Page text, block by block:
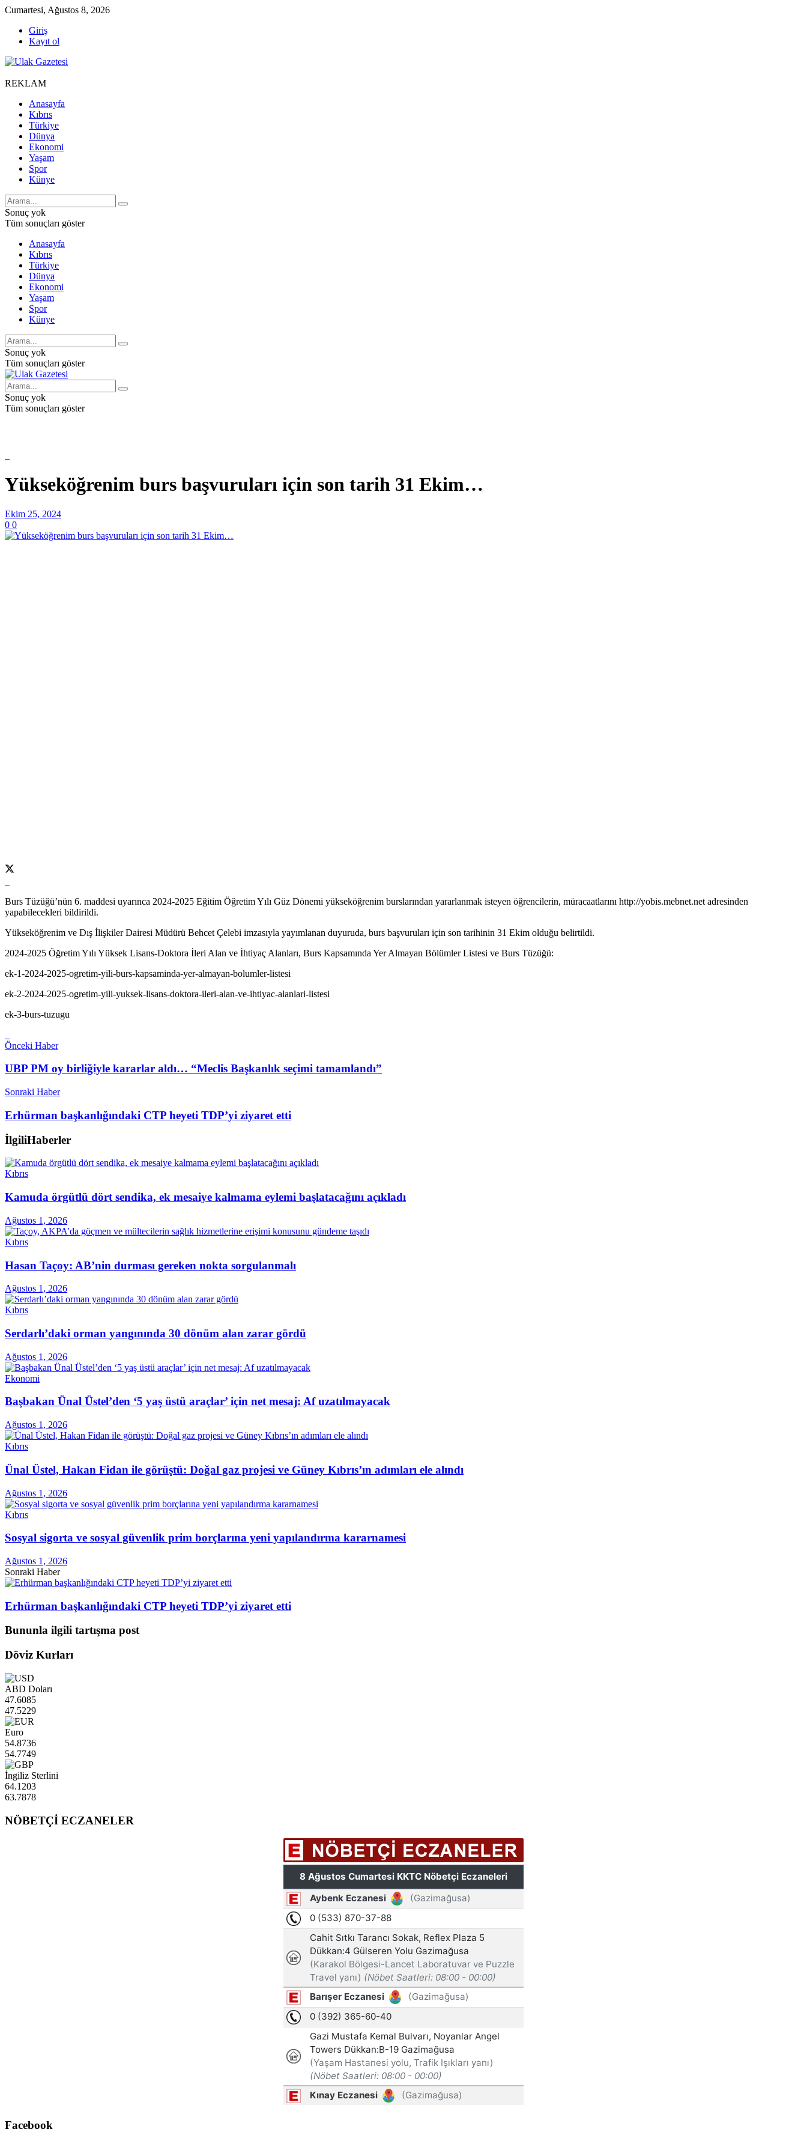
Cumartesi, Ağustos 8, 2026
Giriş
Kayıt ol
REKLAM
Anasayfa
Kıbrıs
Türkiye
Dünya
Ekonomi
Yaşam
Spor
Künye
Sonuç yok
Tüm sonuçları göster
Anasayfa
Kıbrıs
Türkiye
Dünya
Ekonomi
Yaşam
Spor
Künye
Sonuç yok
Tüm sonuçları göster
Sonuç yok
Tüm sonuçları göster
Yükseköğrenim burs başvuruları için son tarih 31 Ekim…
Ekim 25, 2024
0 0
Burs Tüzüğü’nün 6. maddesi uyarınca 2024-2025 Eğitim Öğretim Yılı Güz Dönemi yükseköğrenim burslarından yararlanmak isteyen öğrencilerin, müracaatlarını http://yobis.mebnet.net adresinden
yapabilecekleri bildirildi.
Yükseköğrenim ve Dış İlişkiler Dairesi Müdürü Behcet Çelebi imzasıyla yayımlanan duyuruda, burs başvuruları için son tarihinin 31 Ekim olduğu belirtildi.
2024-2025 Öğretim Yılı Yüksek Lisans-Doktora İleri Alan ve İhtiyaç Alanları, Burs Kapsamında Yer Almayan Bölümler Listesi ve Burs Tüzüğü:
ek-1-2024-2025-ogretim-yili-burs-kapsaminda-yer-almayan-bolumler-listesi
ek-2-2024-2025-ogretim-yili-yuksek-lisans-doktora-ileri-alan-ve-ihtiyac-alanlari-listesi
ek-3-burs-tuzugu
Önceki Haber
UBP PM oy birliğiyle kararlar aldı… “Meclis Başkanlık seçimi tamamlandı”
Sonraki Haber
Erhürman başkanlığındaki CTP heyeti TDP’yi ziyaret etti
İlgiliHaberler
Kıbrıs
Kamuda örgütlü dört sendika, ek mesaiye kalmama eylemi başlatacağını açıkladı
Ağustos 1, 2026
Kıbrıs
Hasan Taçoy: AB’nin durması gereken nokta sorgulanmalı
Ağustos 1, 2026
Kıbrıs
Serdarlı’daki orman yangınında 30 dönüm alan zarar gördü
Ağustos 1, 2026
Ekonomi
Başbakan Ünal Üstel’den ‘5 yaş üstü araçlar’ için net mesaj: Af uzatılmayacak
Ağustos 1, 2026
Kıbrıs
Ünal Üstel, Hakan Fidan ile görüştü: Doğal gaz projesi ve Güney Kıbrıs’ın adımları ele alındı
Ağustos 1, 2026
Kıbrıs
Sosyal sigorta ve sosyal güvenlik prim borçlarına yeni yapılandırma kararnamesi
Ağustos 1, 2026
Sonraki Haber
Erhürman başkanlığındaki CTP heyeti TDP’yi ziyaret etti
Bununla ilgili tartışma post
Döviz Kurları
ABD Doları
47.6085
47.5229
Euro
54.8736
54.7749
İngiliz Sterlini
64.1203
63.7878
NÖBETÇİ ECZANELER
Facebook